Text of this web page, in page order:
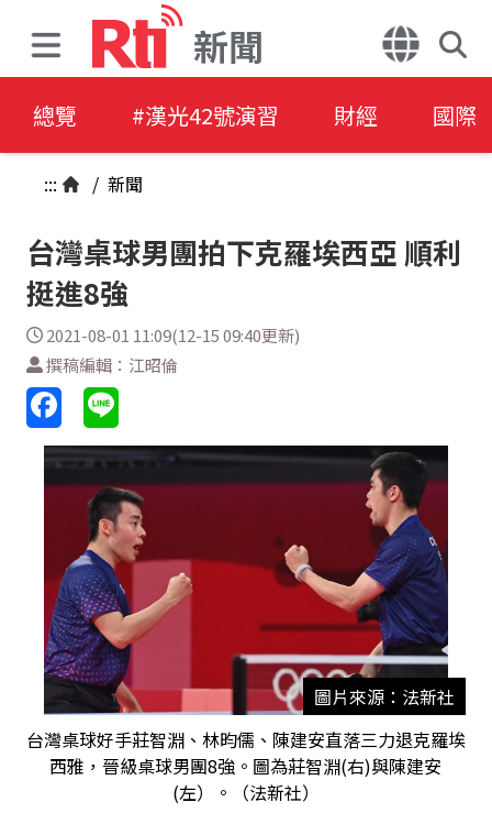
新聞
總覽 #漢光42號演習 財經 國際
::: / 新聞
台灣桌球男團拍下克羅埃西亞 順利
挺進8強
2021-08-01 11:09(12-15 09:40更新)
撰稿編輯：江昭倫
圖片來源：法新社
台灣桌球好手莊智淵、林昀儒、陳建安直落三力退克羅埃
西雅，晉級桌球男團8強。圖為莊智淵(右)與陳建安
(左）。（法新社）